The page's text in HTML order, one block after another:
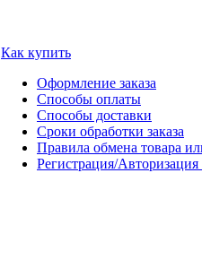
Как купить
Оформление заказа
Способы оплаты
Способы доставки
Сроки обработки заказа
Правила обмена товара
Регистрация/